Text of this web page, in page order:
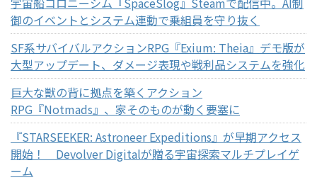
御のイベントとシステム連動で乗組員を守り抜く
SF系サバイバルアクションRPG『Exium: Theia』デモ版が
大型アップデート、ダメージ表現や戦利品システムを強化
巨大な獣の背に拠点を築くアクション
RPG『Notmads』、家そのものが動く要塞に
『STARSEEKER: Astroneer Expeditions』が早期アクセス
開始！ Devolver Digitalが贈る宇宙探索マルチプレイゲ
ーム